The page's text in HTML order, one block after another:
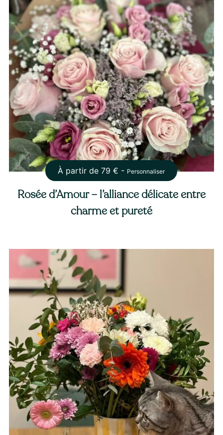
À partir de79 € - Personnaliser
Rosée d’Amour – l’alliance délicate entre
charme et pureté